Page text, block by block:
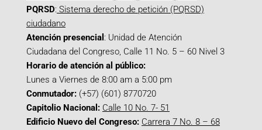
PQRSD: Sistema derecho de petición (PQRSD)
ciudadano
Atención presencial : Unidad de Atención
Ciudadana del Congreso, Calle 11 No. 5 – 60 Nivel 3
Horario de atención al público:
Lunes a Viernes de 8:00 am a 5:00 pm
Conmutador: (+57) (601) 8770720
Capitolio Nacional: Calle 10 No. 7- 51
Edificio Nuevo del Congreso: Carrera 7 No. 8 – 68